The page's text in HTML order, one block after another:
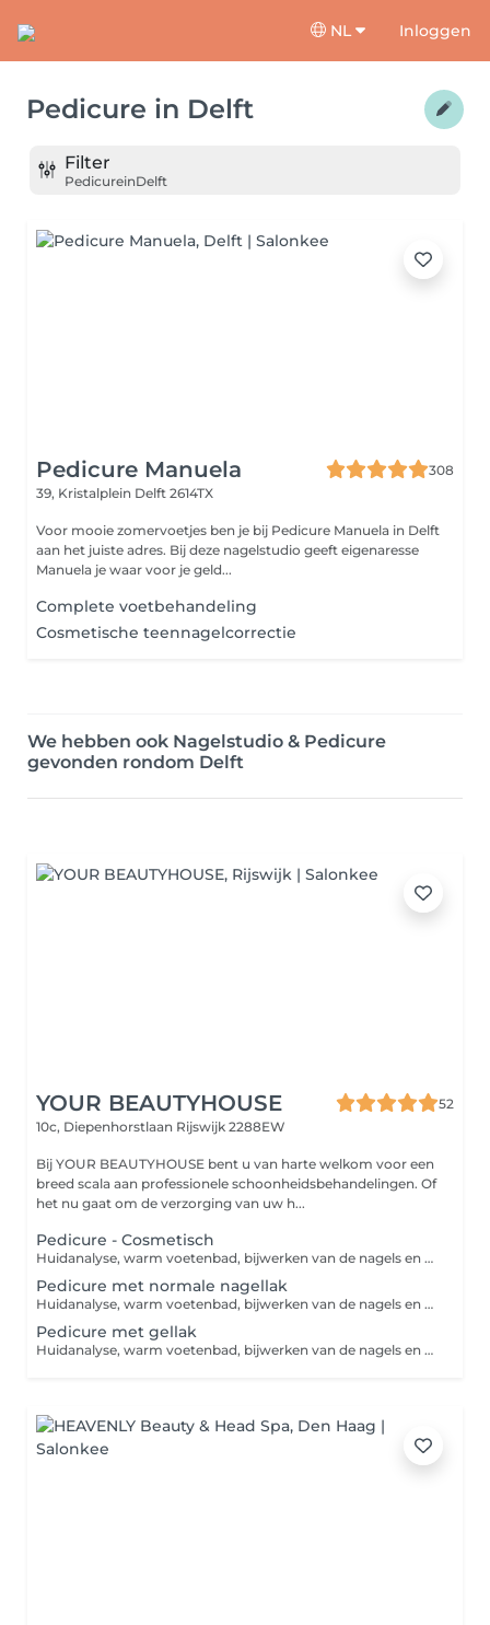
NL Inloggen
Pedicure in Delft
Filter
PedicureinDelft
Pedicure Manuela
308
39, Kristalplein Delft 2614TX
Voor mooie zomervoetjes ben je bij Pedicure Manuela in Delft
aan het juiste adres. Bij deze nagelstudio geeft eigenaresse
Manuela je waar voor je geld...
Complete voetbehandeling
Cosmetische teennagelcorrectie
We hebben ook Nagelstudio & Pedicure
gevonden rondom Delft
YOUR BEAUTYHOUSE
52
10c, Diepenhorstlaan Rijswijk 2288EW
Bij YOUR BEAUTYHOUSE bent u van harte welkom voor een
breed scala aan professionele schoonheidsbehandelingen. Of
het nu gaat om de verzorging van uw h...
Pedicure - Cosmetisch
Huidanalyse, warm voetenbad, bijwerken van de nagels en nagelriemen, eelt verwijderen, peeling en huidcreme
Pedicure met normale nagellak
Huidanalyse, warm voetenbad, bijwerken van de nagels en nagelriemen, eelt verwijderen, peeling en masker, nagellak
Pedicure met gellak
Huidanalyse, warm voetenbad, bijwerken van de nagels en nagelriemen, eelt verwijderen, peeling en masker, gellak